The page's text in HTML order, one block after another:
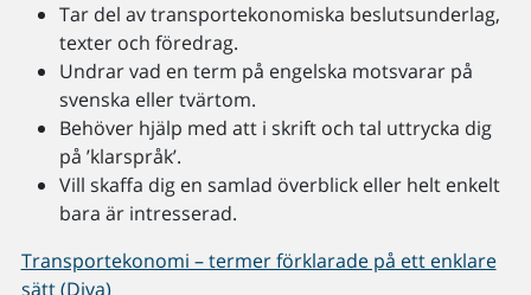
Tar del av transportekonomiska beslutsunderlag,
texter och föredrag.
Undrar vad en term på engelska motsvarar på
svenska eller tvärtom.
Behöver hjälp med att i skrift och tal uttrycka dig
på ’klarspråk’.
Vill skaffa dig en samlad överblick eller helt enkelt
bara är intresserad.
Transportekonomi – termer förklarade på ett enklare
sätt (Diva)